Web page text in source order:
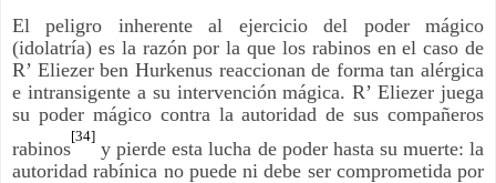
El peligro inherente al ejercicio del poder mágico
(idolatría) es la razón por la que los rabinos en el caso de
R’ Eliezer ben Hurkenus reaccionan de forma tan alérgica
e intransigente a su intervención mágica. R’ Eliezer juega
su poder mágico contra la autoridad de sus compañeros
rabinos
[34]
y pierde esta lucha de poder hasta su muerte: la
autoridad rabínica no puede ni debe ser comprometida por